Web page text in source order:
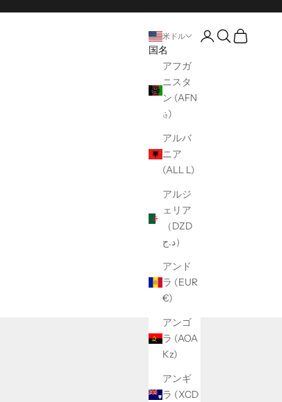
米ドル
国名
アフガ
ニスタ
ン (AFN
؋)
アルバ
ニア
(ALL L)
アルジ
ェリア
（DZD
د.ج）
アンド
ラ (EUR
€)
アンゴ
ラ (AOA
Kz)
アンギ
ラ (XCD
口座開設ページ
オープンサーチ
オープン